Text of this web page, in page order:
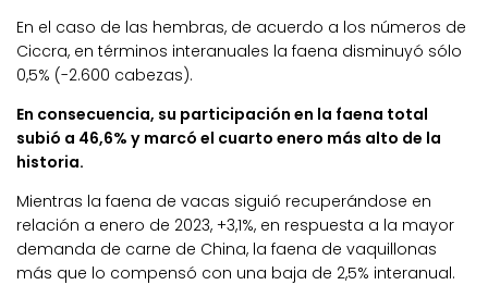
En el caso de las hembras, de acuerdo a los números de
Ciccra, en términos interanuales la faena disminuyó sólo
0,5% (-2.600 cabezas).
En consecuencia, su participación en la faena total
subió a 46,6% y marcó el cuarto enero más alto de la
historia.
Mientras la faena de vacas siguió recuperándose en
relación a enero de 2023, +3,1%, en respuesta a la mayor
demanda de carne de China, la faena de vaquillonas
más que lo compensó con una baja de 2,5% interanual.